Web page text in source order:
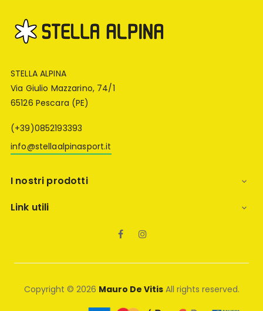
STELLA ALPINA
Via Giulio Mazzarino, 74/1
65126 Pescara (PE)
(+39)0852193393
info@stellaalpinasport.it
I nostri prodotti 
Link utili 
Facebook
Copyright © 2026 Mauro De VitisAll rights reserved.